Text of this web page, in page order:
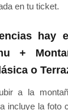
en tu ticket.
hay
+
o
a la
incluye la foto